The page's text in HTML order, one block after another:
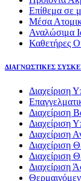
Επίθεμα σε
Μέσα
Αναλώσιμα
Καθετήρες
ΔΙΑΓΝΩΣΤΙΚΕΣ
Διαχείριση
Διαχείριση
Διαχείριση
Διαχείριση
Διαχείριση
Διαχείριση
Διαχείριση